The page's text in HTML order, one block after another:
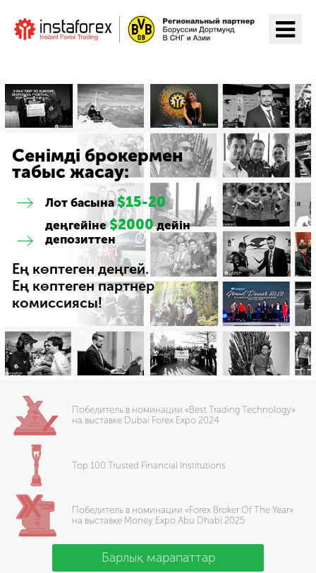
Сенімді брокермен
табыс жасау:
Лот басына$15-20
деңгейіне$2000дейін
депозиттен
Ең көптеген деңгей.
Ең көптеген партнер
комиссиясы!
Победитель в номинации «Best Trading Technology»
на выставке Dubai Forex Expo 2024
Top 100 Trusted Financial Institutions
Победитель в номинации «Forex Broker Of The Year»
на выставке Money Expo Abu Dhabi 2025
Барлық марапаттар